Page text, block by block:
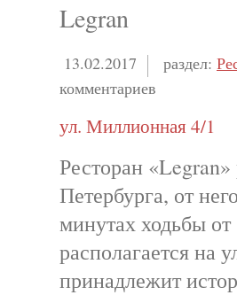
Legran
13.02.2017 раздел:
комментариев
ул. Миллионная 4/1
Ресторан «Legran»
Петербурга, от
минутах ходьбы
располагается на
принадлежит